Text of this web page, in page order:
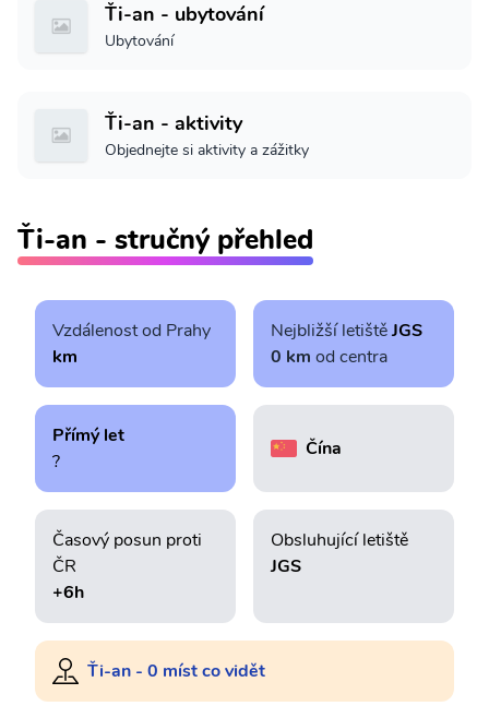
Ťi-an - ubytování
Ubytování
Ťi-an - aktivity
Objednejte si aktivity a zážitky
Ťi-an - stručný přehled
Vzdálenost od Prahy
km
Nejbližší letištěJGS
0 km od centra
Přímý let
?
Čína
Časový posun proti
ČR
+6h
Obsluhující letiště
JGS
Ťi-an - 0 míst co vidět